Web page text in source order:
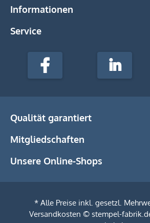
Informationen
Service
stempel-
Media
Facebook LinkedIn
Qualität garantiert
Mitgliedschaften
Unsere Online-Shops
* Alle Preise inkl. gesetzl.
Versandkosten © stempel-